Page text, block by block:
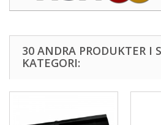
30 ANDRA PRODUKTER I
KATEGORI: